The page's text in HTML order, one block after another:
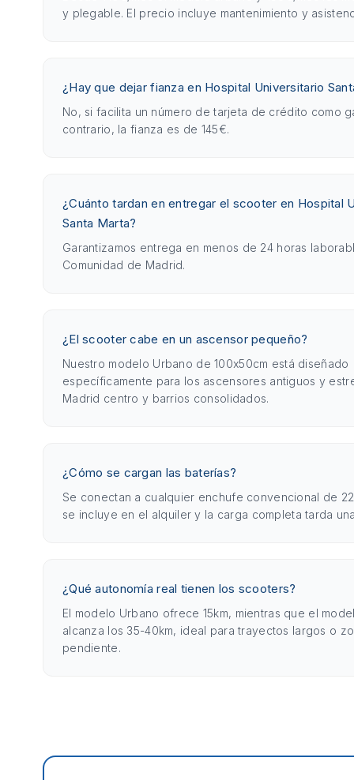
y plegable. El precio incluye mantenimiento y
¿Hay que dejar fianza en Hospital Universitario
No, si facilita un número de tarjeta de crédito como
contrario, la fianza es de 145€.
¿Cuánto tardan en entregar el scooter en Hospital
Santa Marta?
Garantizamos entrega en menos de 24 horas
Comunidad de Madrid.
¿El scooter cabe en un ascensor pequeño?
Nuestro modelo Urbano de 100x50cm está diseñado
específicamente para los ascensores antiguos y
Madrid centro y barrios consolidados.
¿Cómo se cargan las baterías?
Se conectan a cualquier enchufe convencional de
se incluye en el alquiler y la carga completa tarda
¿Qué autonomía real tienen los scooters?
El modelo Urbano ofrece 15km, mientras que el
alcanza los 35-40km, ideal para trayectos largos o
pendiente.